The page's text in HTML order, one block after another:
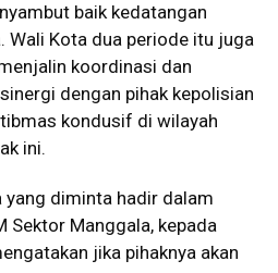
baik kedatangan
Wali Kota dua periode itu juga
koordinasi dan
dengan pihak kepolisian
kondusif di wilayah
ini.
yang diminta hadir dalam
Sektor Manggala, kepada
jika pihaknya akan